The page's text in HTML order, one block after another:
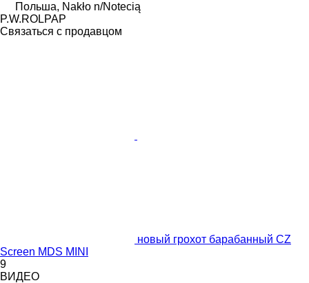
Польша, Nakło n/Notecią
P.W.ROLPAP
Связаться с продавцом
новый грохот барабанный CZ
Screen MDS MINI
9
ВИДЕО